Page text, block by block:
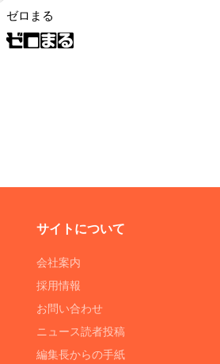
ゼロまる
サイトについて
会社案内
採用情報
お問い合わせ
ニュース読者投稿
編集長からの手紙